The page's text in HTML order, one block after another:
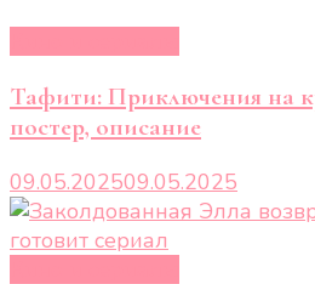
Тафити: Приключения на
постер, описание
09.05.202509.05.2025